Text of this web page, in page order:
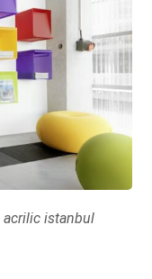
istanbul